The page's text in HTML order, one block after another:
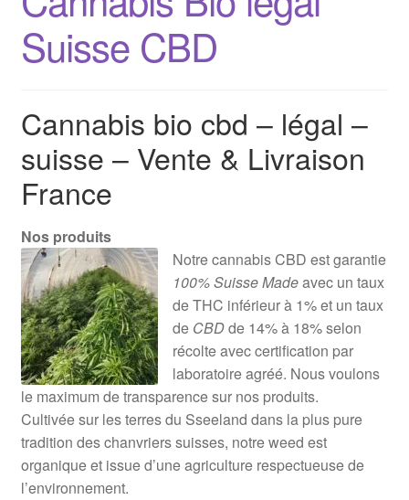
Contact
Suisse CBD
Cannabis bio cbd – légal –
suisse – Vente & Livraison
France
Nos produits
Notre cannabis CBD est garantie
100% Suisse Madeavec un taux
de THC inférieur à 1% et un taux
deCBDde 14% à 18% selon
récolte avec certification par
laboratoire agréé. Nous voulons
le maximum de transparence sur nos produits.
Cultivée sur les terres du Sseeland dans la plus pure
tradition des chanvriers suisses, notre weed est
organique et issue d’une agriculture respectueuse de
l’environnement.